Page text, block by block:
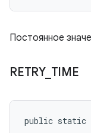
Постоянное
RETRY_ TIME
public static